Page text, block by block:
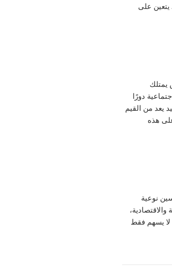
يتعين على
يمتلك
دورًا
يعد من القيم
هذه
نوعية
والاقتصادية،
لا يسهم فقط